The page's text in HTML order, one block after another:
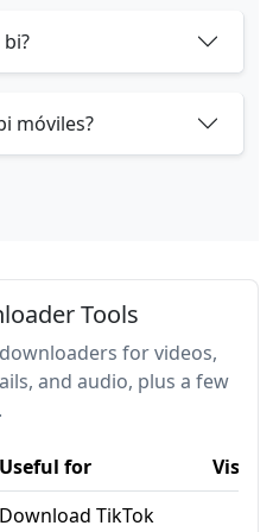
móviles?
Tools
for videos,
and audio, plus a few
Useful for
Visit
Download TikTok